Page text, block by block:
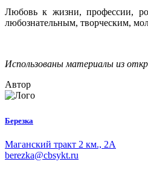
Любовь к жизни, профессии,
любознательным, творческим,
Использованы материалы из
Автор
Березка
Маганский тракт 2 км., 2А
berezka@cbsykt.ru